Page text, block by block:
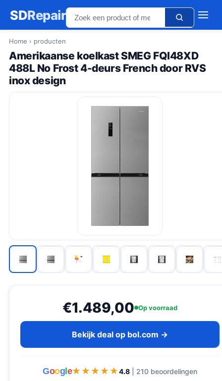
SDRepair
Home › producten
Amerikaanse koelkast SMEG FQI48XD
488L No Frost 4-deurs French door RVS
inox design
€1.489,00 Op voorraad
Bekijk deal op bol.com →
Goog e★★★★★
★★★★★ 4.8 | 210 beoordelingen